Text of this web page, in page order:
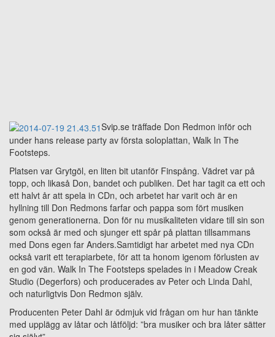
Svip.se träffade Don Redmon inför och
under hans release party av första soloplattan, Walk In The
Footsteps.
Platsen var Grytgöl, en liten bit utanför Finspång. Vädret var på
topp, och likaså Don, bandet och publiken. Det har tagit ca ett och
ett halvt år att spela in CDn, och arbetet har varit och är en
hyllning till Don Redmons farfar och pappa som fört musiken
genom generationerna. Don för nu musikaliteten vidare till sin son
som också är med och sjunger ett spår på plattan tillsammans
med Dons egen far Anders.Samtidigt har arbetet med nya CDn
också varit ett terapiarbete, för att ta honom igenom förlusten av
en god vän. Walk In The Footsteps spelades in i Meadow Creak
Studio (Degerfors) och producerades av Peter och Linda Dahl,
och naturligtvis Don Redmon själv.
Producenten Peter Dahl är ödmjuk vid frågan om hur han tänkte
med upplägg av låtar och låtföljd: ”bra musiker och bra låter sätter